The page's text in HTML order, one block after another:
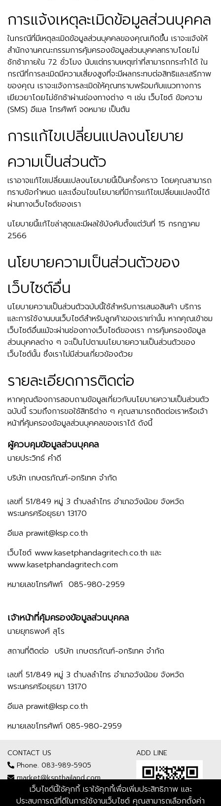
เว็บไซต์นี้ใช้คุกกี้ เราใช้คุกกี้เพื่อเพิ่มประสิทธิภาพ และ
ประสบการณ์ที่ดีในการใช้งานเว็บไซต์ คุณสามารถเลือกตั้งค่า
การแจ้งเหตุละเมิดข้อมูลส่วนบุคคล
ในกรณีที่มีเหตุละเมิดข้อมูลส่วนบุคคลของคุณเกิดขึ้น เราจะแจ้งให้
สำนักงานคณะกรรมการคุ้มครองข้อมูลส่วนบุคคลทราบโดยไม่
ชักช้าภายใน 72 ชั่วโมง นับแต่ทราบเหตุเท่าที่สามารถกระทำได้ ใน
กรณีที่การละเมิดมีความเสี่ยงสูงที่จะมีผลกระทบต่อสิทธิและเสรีภาพ
ของคุณ เราจะแจ้งการละเมิดให้คุณทราบพร้อมกับแนวทางการ
เยียวยาโดยไม่ชักช้าผ่านช่องทางต่าง ๆ เช่น เว็บไซต์ ข้อความ
(SMS) อีเมล โทรศัพท์ จดหมาย เป็นต้น
การแก้ไขเปลี่ยนแปลงนโยบาย
ความเป็นส่วนตัว
เราอาจแก้ไขเปลี่ยนแปลงนโยบายนี้เป็นครั้งคราว โดยคุณสามารถ
ทราบข้อกำหนด และเงื่อนไขนโยบายที่มีการแก้ไขเปลี่ยนแปลงนี้ได้
ผ่านทางเว็บไซต์ของเรา
นโยบายนี้แก้ไขล่าสุดและมีผลใช้บังคับตั้งแต่วันที่ 15 กรกฏาคม
2566
นโยบายความเป็นส่วนตัวของ
เว็บไซต์อื่น
นโยบายความเป็นส่วนตัวฉบับนี้ใช้สำหรับการเสนอสินค้า บริการ
และการใช้งานบนเว็บไซต์สำหรับลูกค้าของเราเท่านั้น หากคุณเข้าชม
เว็บไซต์อื่นแม้จะผ่านช่องทางเว็บไซต์ของเรา การคุ้มครองข้อมูล
ส่วนบุคคลต่าง ๆ จะเป็นไปตามนโยบายความเป็นส่วนตัวของ
เว็บไซต์นั้น ซึ่งเราไม่มีส่วนเกี่ยวข้องด้วย
รายละเอียดการติดต่อ
หากคุณต้องการสอบถามข้อมูลเกี่ยวกับนโยบายความเป็นส่วนตัว
ฉบับนี้ รวมถึงการขอใช้สิทธิต่าง ๆ คุณสามารถติดต่อเราหรือเจ้า
หน้าที่คุ้มครองข้อมูลส่วนบุคคลของเราได้ ดังนี้
ผู้ควบคุมข้อมูลส่วนบุคคล
นายประวิทธ์ คําดี
บริษัท เกษตรภัณฑ์-อกริเทค จำกัด
เลขที่ 51/849 หมู่ 3 ตำบลลำไทร อำเภอวังน้อย จังหวัด
พระนครศรีอยุธยา 13170
อีเมล prawit@ksp.co.th
เว็บไซต์ www.kasetphandagritech.co.th และ
www.kasetphandagritech.com
หมายเลขโทรศัพท์ 085-980-2959
เจ้าหน้าที่คุ้มครองข้อมูลส่วนบุคคล
นายยุทธพงศ์ สุโร
สถานที่ติดต่อ บริษัท เกษตรภัณฑ์-อกริเทค จำกัด
เลขที่ 51/849 หมู่ 3 ตำบลลำไทร อำเภอวังน้อย จังหวัด
พระนครศรีอยุธยา 13170
อีเมล prawit@ksp.co.th
หมายเลขโทรศัพท์ 085-980-2959
CONTACT US
Phone. 083-989-5905
market@kspthailand.com
ADD LINE